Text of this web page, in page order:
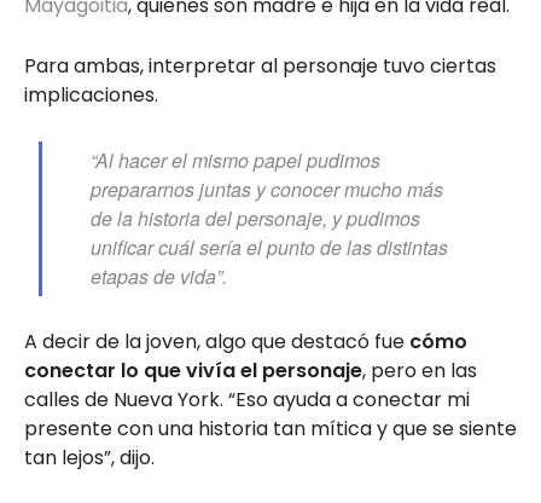
Para ambas, interpretar al personaje tuvo ciertas
implicaciones.
“Al hacer el mismo papel pudimos
prepararnos juntas y conocer mucho más
de la historia del personaje, y pudimos
unificar cuál sería el punto de las distintas
etapas de vida”.
A decir de la joven, algo que destacó fue cómo
conectar lo que vivía el personaje, pero en las
calles de Nueva York. “Eso ayuda a conectar mi
presente con una historia tan mítica y que se siente
tan lejos”, dijo.